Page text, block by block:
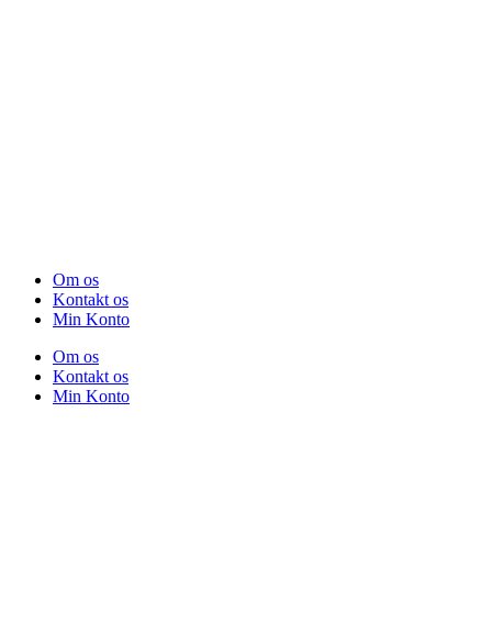
Om os
Kontakt os
Min Konto
Om os
Kontakt os
Min Konto